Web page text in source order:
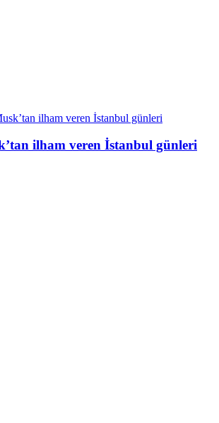
ilham veren İstanbul günleri
ilham veren İstanbul günleri